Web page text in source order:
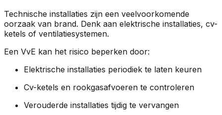
Technische installaties zijn een veelvoorkomende
oorzaak van brand. Denk aan elektrische installaties, cv-
ketels of ventilatiesystemen.
Een VvE kan het risico beperken door:
Elektrische installaties periodiek te laten keuren
Cv-ketels en rookgasafvoeren te controleren
Verouderde installaties tijdig te vervangen